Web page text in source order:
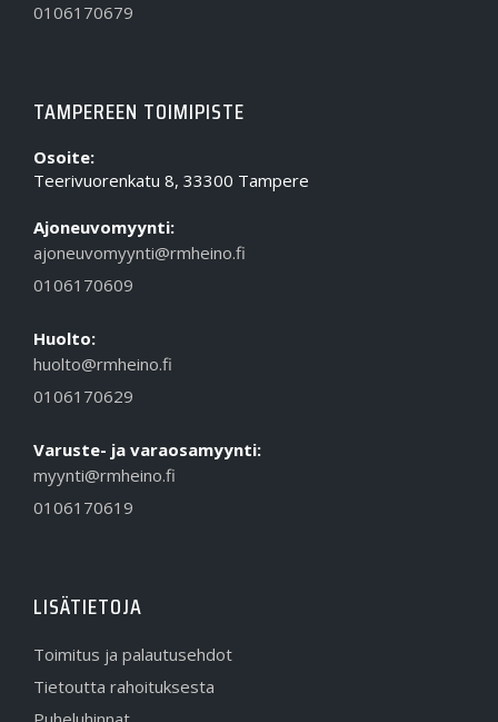
0106170679
TAMPEREEN TOIMIPISTE
Osoite:
Teerivuorenkatu 8, 33300 Tampere
Ajoneuvomyynti:
ajoneuvomyynti@rmheino.fi
0106170609
Huolto:
huolto@rmheino.fi
0106170629
Varuste- ja varaosamyynti:
myynti@rmheino.fi
0106170619
LISÄTIETOJA
Toimitus ja palautusehdot
Tietoutta rahoituksesta